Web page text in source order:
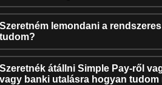
Szeretném lemondani a
tudom?
Szeretnék átállni Simple Pay-ről
vagy banki utalásra hogyan tudom